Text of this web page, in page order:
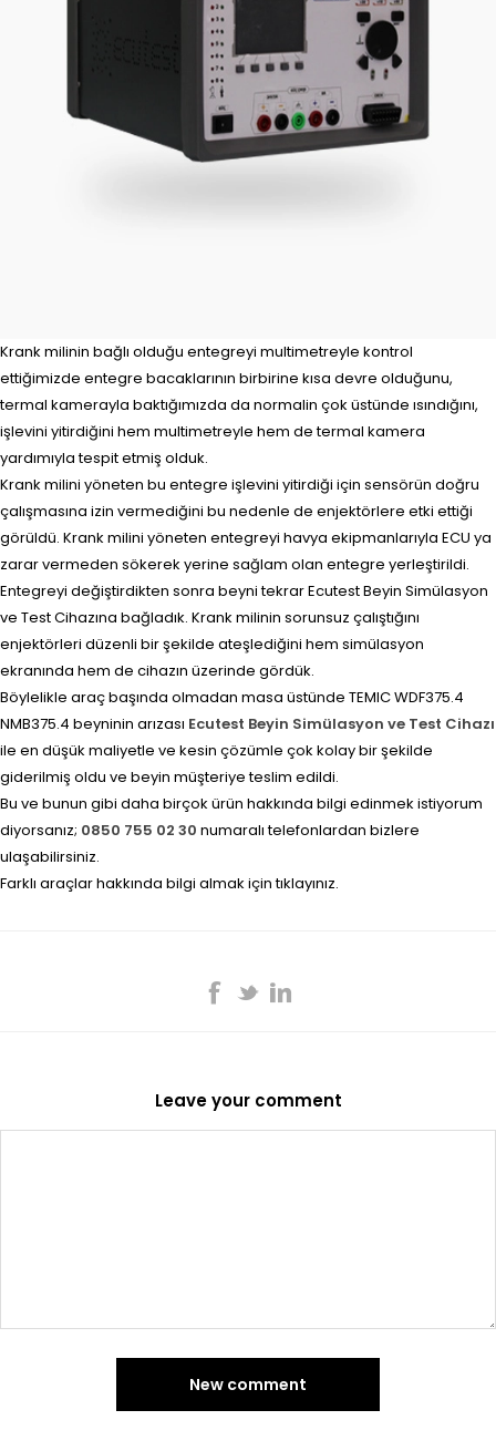
Krank milinin bağlı olduğu entegreyi multimetreyle kontrol
ettiğimizde entegre bacaklarının birbirine kısa devre olduğunu,
termal kamerayla baktığımızda da normalin çok üstünde ısındığını,
işlevini yitirdiğini hem multimetreyle hem de termal kamera
yardımıyla tespit etmiş olduk.
Krank milini yöneten bu entegre işlevini yitirdiği için sensörün doğru
çalışmasına izin vermediğini bu nedenle de enjektörlere etki ettiği
görüldü. Krank milini yöneten entegreyi havya ekipmanlarıyla ECU ya
zarar vermeden sökerek yerine sağlam olan entegre yerleştirildi.
Entegreyi değiştirdikten sonra beyni tekrar Ecutest Beyin Simülasyon
ve Test Cihazına bağladık. Krank milinin sorunsuz çalıştığını
enjektörleri düzenli bir şekilde ateşlediğini hem simülasyon
ekranında hem de cihazın üzerinde gördük.
Böylelikle araç başında olmadan masa üstünde TEMIC WDF375.4
NMB375.4 beyninin arızası Ecutest Beyin Simülasyon ve Test Cihazı
ile en düşük maliyetle ve kesin çözümle çok kolay bir şekilde
giderilmiş oldu ve beyin müşteriye teslim edildi.
Bu ve bunun gibi daha birçok ürün hakkında bilgi edinmek istiyorum
diyorsanız; 0850 755 02 30 numaralı telefonlardan bizlere
ulaşabilirsiniz.
Farklı araçlar hakkında bilgi almak için tıklayınız.
Leave your comment
New comment